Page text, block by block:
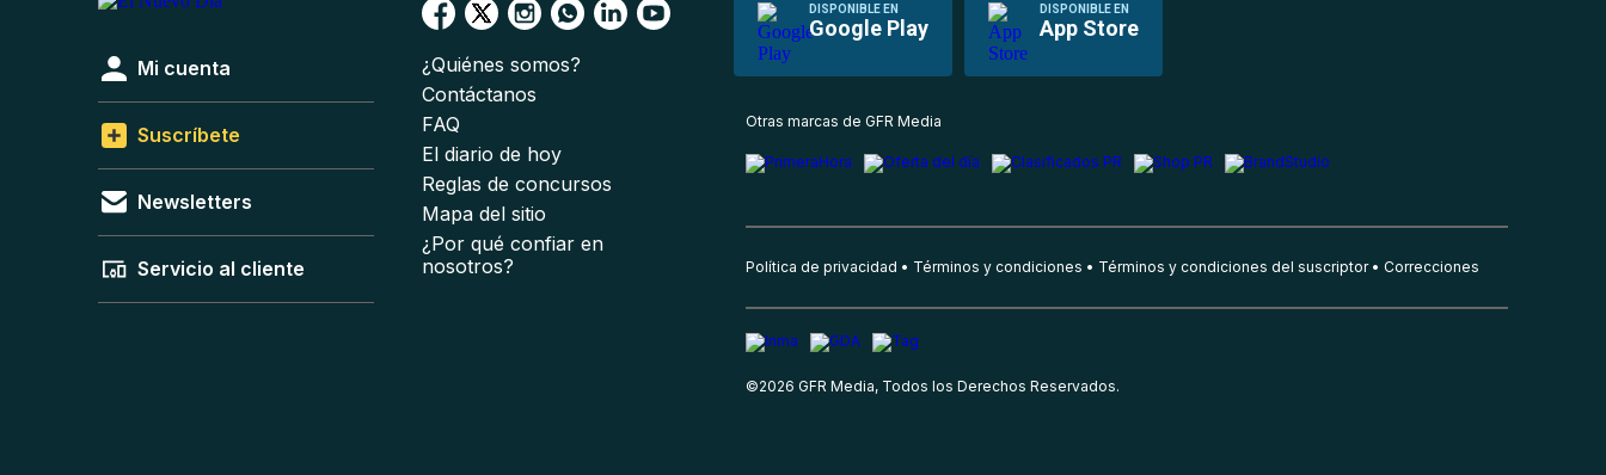
DISPONIBLE EN
Google Play
DISPONIBLE EN
App Store
Mi cuenta
Suscríbete
Newsletters
Servicio al cliente
¿Quiénes somos?
Contáctanos
FAQ
El diario de hoy
Reglas de concursos
Mapa del sitio
¿Por qué confiar en
nosotros?
Otras marcas de GFR Media
Política de privacidad Términos y condiciones Términos y condiciones del suscriptor Correcciones
©2026 GFR Media, Todos los Derechos Reservados.